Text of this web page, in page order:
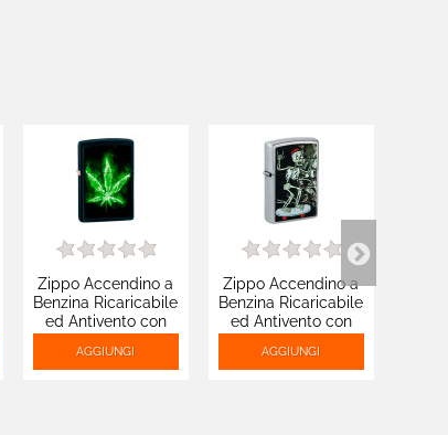
Zippo Accendino a
Benzina Ricaricabile
ed Antivento con
Fantasia Leaf
Design - mod.
AGGIUNGI
Zippo Accendino a
Benzina Ricaricabile
ed Antivento con
Fantasia Skateboard
Design - mod. 48911
AGGIUNGI